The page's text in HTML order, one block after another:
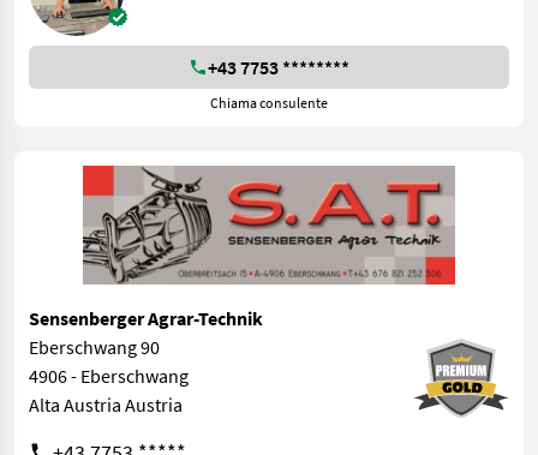
+43 7753 ********
Chiama consulente
Sensenberger Agrar-Technik
Eberschwang 90
4906 - Eberschwang
Alta Austria Austria